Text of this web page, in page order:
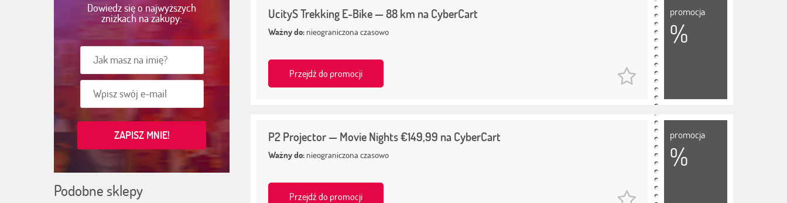
UcityS Trekking E‑Bike — 88 km na CyberCart
Ważny do: nieograniczona czasowo
Przejdź do promocji
promocja
%
P2 Projector — Movie Nights €149,99 na CyberCart
Ważny do: nieograniczona czasowo
Przejdź do promocji
promocja
%
Dowiedz się o najwyższych
zniżkach na zakupy:
Podobne sklepy